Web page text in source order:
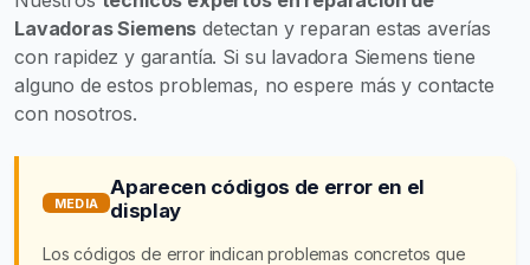
Lavadoras Siemens detectan y reparan estas averías
con rapidez y garantía. Si su lavadora Siemens tiene
alguno de estos problemas, no espere más y contacte
con nosotros.
MEDIA
Aparecen códigos de error en el
display
Los códigos de error indican problemas concretos que